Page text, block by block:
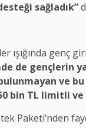
sağladık”
genç
de gençlerin
ve
bin TL limitli
Paketi’nden